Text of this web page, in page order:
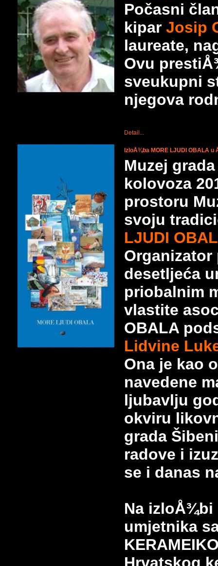
Počasni
kipar Josip
laureate,
Ovu
sveukupni
njegova
Detail...
IzloÅ¾ba MORE LJUDI OBALA u
Muzej
kolovoza
prostoru
svoju
LJUDI
desetljeća
priobalnim
vlastite
OBALA
Lidvine
Ona je kao
navedene
ljubavlju
okviru
grada
radove i
se i danas
Na izloÅ¾bi
umjetnika